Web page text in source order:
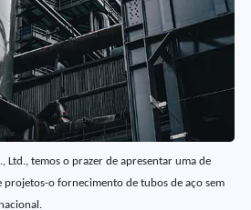
Ltd., temos o prazer de apresentar uma de
projetos-o fornecimento de tubos de aço sem